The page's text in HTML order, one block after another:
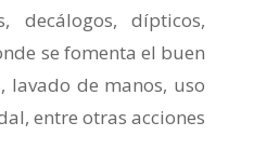
decálogos, dípticos,
se fomenta el buen
lavado de manos, uso
entre otras acciones